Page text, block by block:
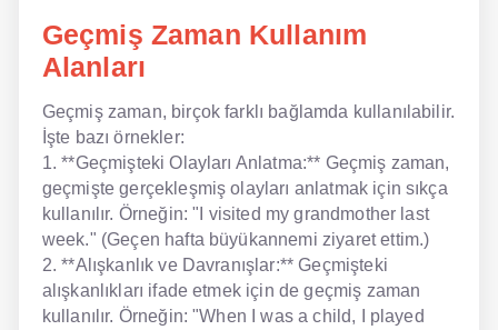
Geçmiş Zaman Kullanım
Alanları
Geçmiş zaman, birçok farklı bağlamda kullanılabilir.
İşte bazı örnekler:
1. **Geçmişteki Olayları Anlatma:** Geçmiş zaman,
geçmişte gerçekleşmiş olayları anlatmak için sıkça
kullanılır. Örneğin: "I visited my grandmother last
week." (Geçen hafta büyükannemi ziyaret ettim.)
2. **Alışkanlık ve Davranışlar:** Geçmişteki
alışkanlıkları ifade etmek için de geçmiş zaman
kullanılır. Örneğin: "When I was a child, I played